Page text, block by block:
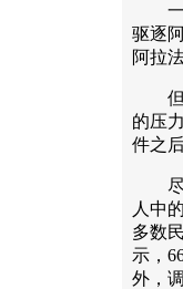
一名
驱逐
阿拉
但是
的压
件之
尽管
人中
多数
示，
外，